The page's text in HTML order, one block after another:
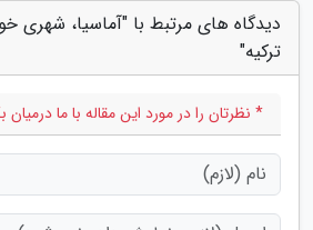
دیدگاه های مرتبط با "آماسیا، شهری
ترکیه"
* نظرتان را در مورد این مقاله با ما درمیان